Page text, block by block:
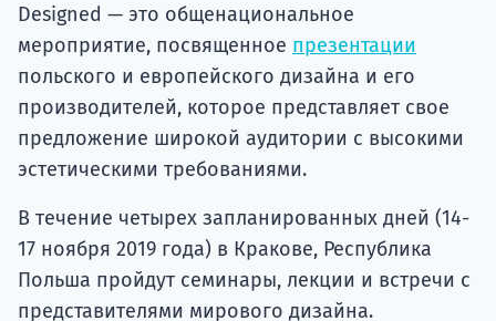
Designed — это общенациональное
мероприятие, посвященное презентации
польского и европейского дизайна и его
производителей, которое представляет свое
предложение широкой аудитории с высокими
эстетическими требованиями.
В течение четырех запланированных дней (14-
17 ноября 2019 года) в Кракове, Республика
Польша пройдут семинары, лекции и встречи с
представителями мирового дизайна.